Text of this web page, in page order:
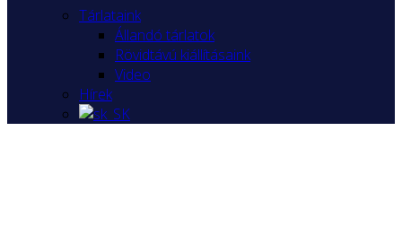
Tárlataink
Állandó tárlatok
Rövidtávú kiállításaink
Video
Hírek